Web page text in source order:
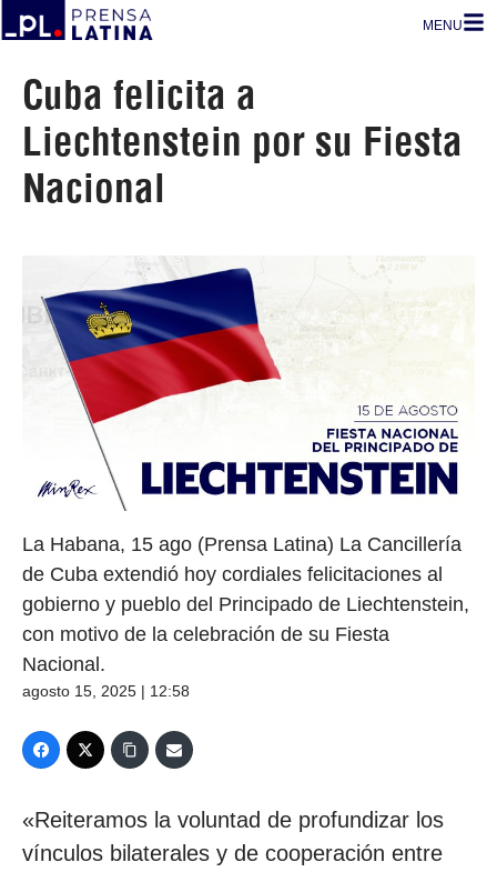
MENU
Cuba felicita a
Liechtenstein por su Fiesta
Nacional
La Habana, 15 ago (Prensa Latina) La Cancillería
de Cuba extendió hoy cordiales felicitaciones al
gobierno y pueblo del Principado de Liechtenstein,
con motivo de la celebración de su Fiesta
Nacional.
agosto 15, 2025 | 12:58
«Reiteramos la voluntad de profundizar los
vínculos bilaterales y de cooperación entre